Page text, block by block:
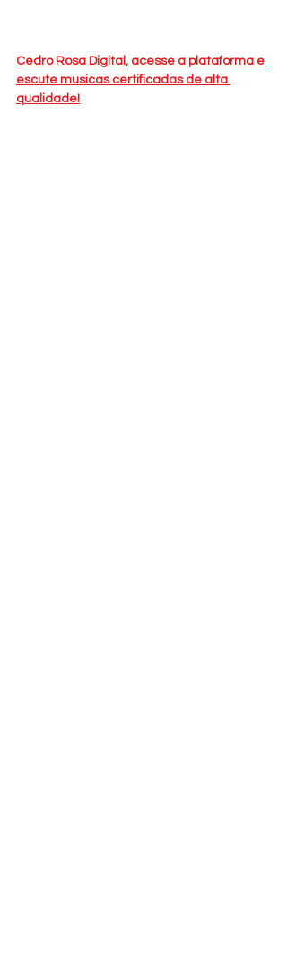
Cedro Rosa Digital, acesse a plataforma e
escute musicas certificadas de alta
qualidade!